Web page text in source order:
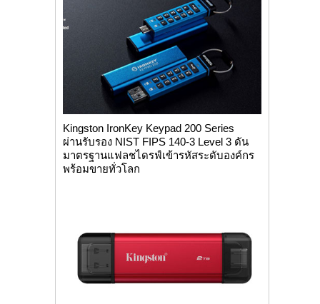
Kingston IronKey Keypad 200 Series
ผ่านรับรอง NIST FIPS 140-3 Level 3 ดัน
มาตรฐานแฟลชไดรฟ์เข้ารหัสระดับองค์กร
พร้อมขายทั่วโลก